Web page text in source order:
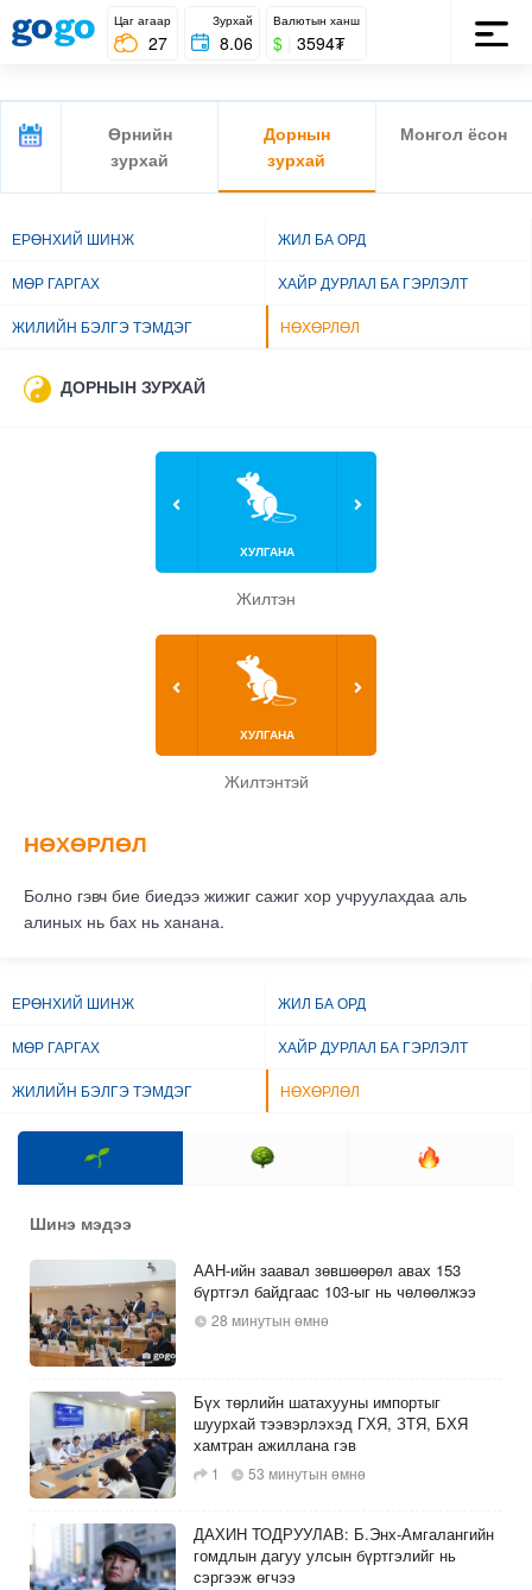
Цаг агаар
27
Зурхай
8.06
Валютын ханш
$ 3594₮
Өрнийн
зурхай
Дорнын
зурхай
Монгол ёсон
ЕРӨНХИЙ ШИНЖ ЖИЛ БА ОРД
МӨР ГАРГАХ ХАЙР ДУРЛАЛ БА ГЭРЛЭЛТ
ЖИЛИЙН БЭЛГЭ ТЭМДЭГ НӨХӨРЛӨЛ
ДОРНЫН ЗУРХАЙ
ХУЛГАНА
Жилтэн
ХУЛГАНА
Жилтэнтэй
НӨХӨРЛӨЛ
Болно гэвч бие биедээ жижиг сажиг хор учруулахдаа аль
алиных нь бах нь ханана.
ЕРӨНХИЙ ШИНЖ ЖИЛ БА ОРД
МӨР ГАРГАХ ХАЙР ДУРЛАЛ БА ГЭРЛЭЛТ
ЖИЛИЙН БЭЛГЭ ТЭМДЭГ НӨХӨРЛӨЛ
Шинэ мэдээ
ААН-ийн заавал зөвшөөрөл авах 153
бүртгэл байдгаас 103-ыг нь чөлөөлжээ
28 минутын өмнө
Бүх төрлийн шатахууны импортыг
шуурхай тээвэрлэхэд ГХЯ, ЗТЯ, БХЯ
хамтран ажиллана гэв
1 53 минутын өмнө
ДАХИН ТОДРУУЛАВ: Б.Энх-Амгалангийн
гомдлын дагуу улсын бүртгэлийг нь
сэргээж өгчээ